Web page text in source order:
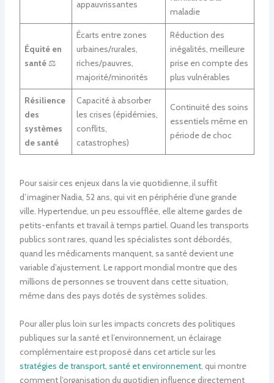
appauvrissantes
maladie
Équité en
santé⚖️
Écarts entre zones
urbaines/rurales,
riches/pauvres,
majorité/minorités
Réduction des
inégalités, meilleure
prise en compte des
plus vulnérables
Résilience
des
systèmes
de santé
Capacité à absorber
les crises (épidémies,
conflits,
catastrophes)
Continuité des soins
essentiels même en
période de choc
Pour saisir ces enjeux dans la vie quotidienne, il suffit
d’imaginer Nadia, 52 ans, qui vit en périphérie d’une grande
ville. Hypertendue, un peu essoufflée, elle alterne gardes de
petits-enfants et travail à temps partiel. Quand les transports
publics sont rares, quand les spécialistes sont débordés,
quand les médicaments manquent, sa santé devient une
variable d’ajustement. Le rapport mondial montre que des
millions de personnes se trouvent dans cette situation,
même dans des pays dotés de systèmes solides.
Pour aller plus loin sur les impacts concrets des politiques
publiques sur la santé et l’environnement, un éclairage
complémentaire est proposé dans cet article sur les
stratégies de transport, santé et environnement, qui montre
comment l’organisation du quotidien influence directement